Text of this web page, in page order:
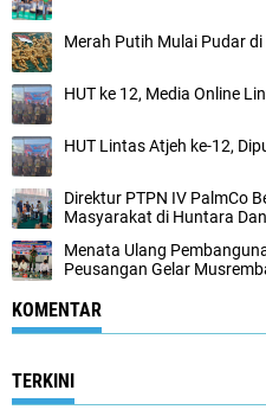
Merah Putih Mulai Pudar
HUT ke 12, Media Online
HUT Lintas Atjeh ke-12,
Direktur PTPN IV PalmCo
Masyarakat di Huntara
Menata Ulang
Peusangan Gelar
KOMENTAR
TERKINI